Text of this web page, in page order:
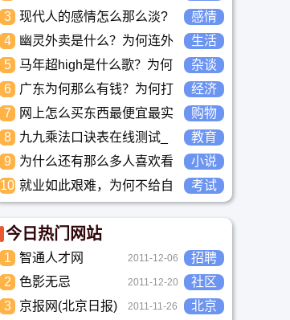
摩托车锦标赛冠军
3
现代人的感情怎么那么淡?
未来又应该如何面对这人情
淡如水的局面呢
感情
4
幽灵外卖是什么？为何连外
卖骑手都看不下去要举报？
生活
5
马年超high是什么歌？为何
两广人听到那么搞笑？马超
high到底是什么意思？
杂谈
6
广东为何那么有钱？为何打
工都到广东去，广东连续37
年全国各省GDP第一。
经济
7
网上怎么买东西最便宜最实
惠?
购物
8
九九乘法口诀表在线测试_
高清完整版下载_小学数学
口算练习
教育
9
为什么还有那么多人喜欢看
小说？小说到底有什么魅力
长盛不衰？
小说
10 就业如此艰难，为何不给自
己学习考试充电，学一技之
考试
今日热门网站
1 智通人才网 2011-12-06
招聘
2
色影无忌 2011-12-20
社区
3
京报网(北京日报) 2011-11-26 北京